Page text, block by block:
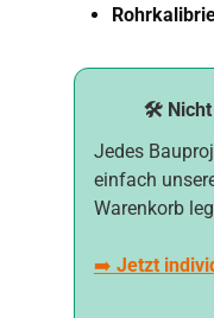
🛠️ Nicht
Jedes
einfach
Warenkorb
➡️ Jetzt